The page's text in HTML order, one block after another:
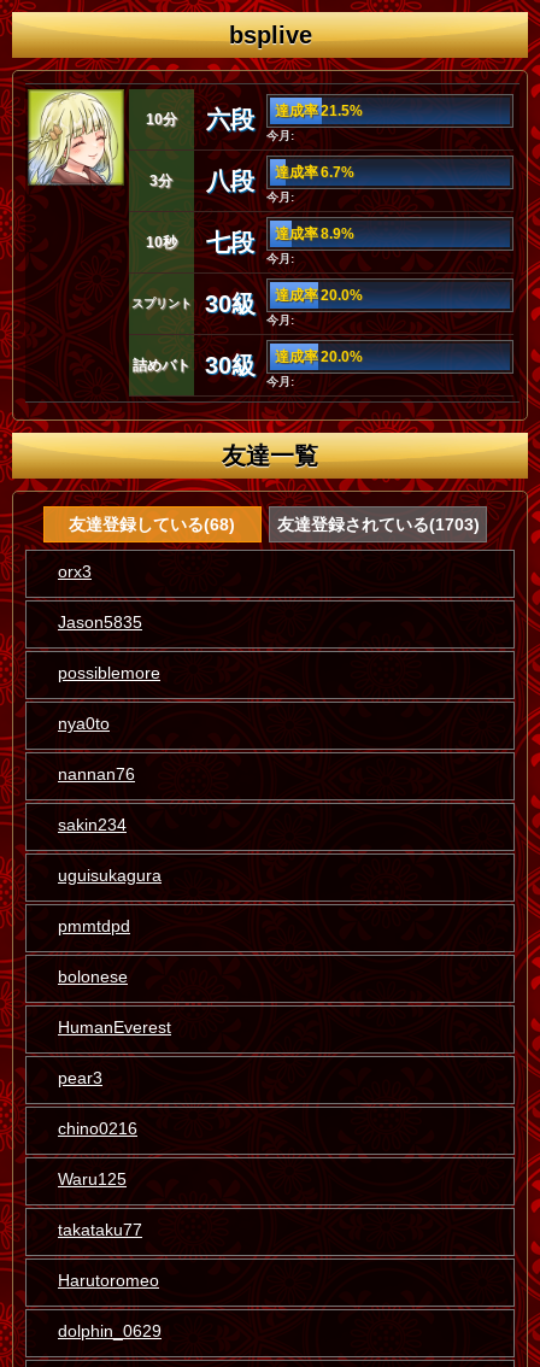
bsplive
10分 六段 達成率 21.5%
今月:
3分 八段 達成率 6.7%
今月:
10秒 七段 達成率 8.9%
今月:
スプリント 30級 達成率 20.0%
今月:
詰めバト 30級 達成率 20.0%
今月:
友達一覧
友達登録している(68) 友達登録されている(1703)
orx3
Jason5835
possiblemore
nya0to
nannan76
sakin234
uguisukagura
pmmtdpd
bolonese
HumanEverest
pear3
chino0216
Waru125
takataku77
Harutoromeo
dolphin_0629